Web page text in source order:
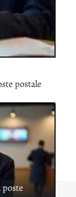
postale
Sitemap